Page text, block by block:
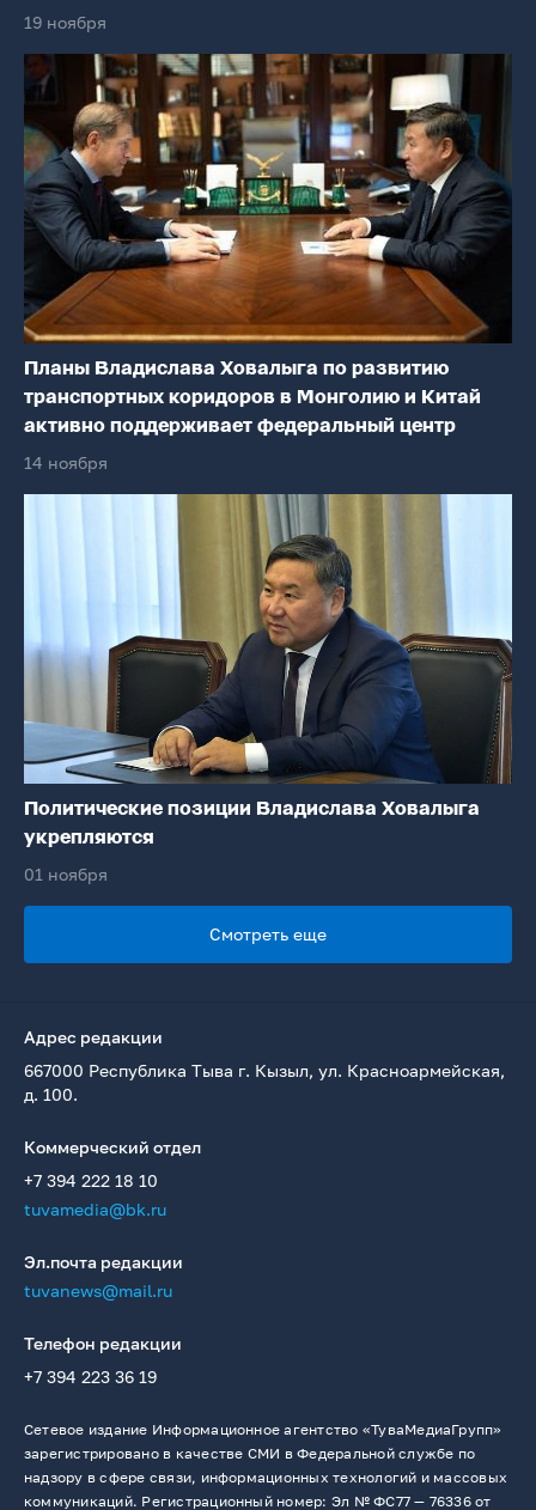
19 ноября
Планы Владислава Ховалыга по развитию
транспортных коридоров в Монголию и Китай
активно поддерживает федеральный центр
14 ноября
Политические позиции Владислава Ховалыга
укрепляются
01 ноября
Смотреть еще
Адрес редакции
667000 Республика Тыва г. Кызыл, ул. Красноармейская,
д. 100.
Коммерческий отдел
+7 394 222 18 10
tuvamedia@bk.ru
Эл.почта редакции
tuvanews@mail.ru
Телефон редакции
+7 394 223 36 19
Сетевое издание Информационное агентство «ТуваМедиаГрупп»
зарегистрировано в качестве СМИ в Федеральной службе по
надзору в сфере связи, информационных технологий и массовых
коммуникаций. Регистрационный номер: Эл № ФС77 — 76336 от